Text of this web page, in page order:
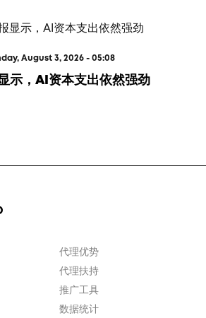
August 3, 2026 - 05:08
示，AI资本支出依然强劲
代理优势
代理扶持
推广工具
数据统计